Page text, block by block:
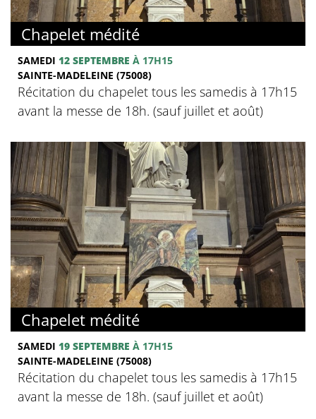
Chapelet médité
SAMEDI 12 SEPTEMBRE À 17H15
SAINTE-MADELEINE (75008)
Récitation du chapelet tous les samedis à 17h15
avant la messe de 18h. (sauf juillet et août)
Chapelet médité
SAMEDI 19 SEPTEMBRE À 17H15
SAINTE-MADELEINE (75008)
Récitation du chapelet tous les samedis à 17h15
avant la messe de 18h. (sauf juillet et août)